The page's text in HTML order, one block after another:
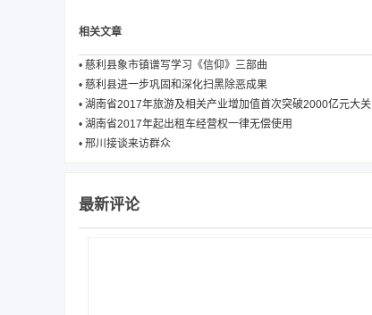
相关文章
• 慈利县象市镇谱写学习《信仰》三部曲
• 慈利县进一步巩固和深化扫黑除恶成果
• 湖南省2017年旅游及相关产业增加值首次突破2000亿元大关
• 湖南省2017年起出租车经营权一律无偿使用
• 邢川接谈来访群众
最新评论